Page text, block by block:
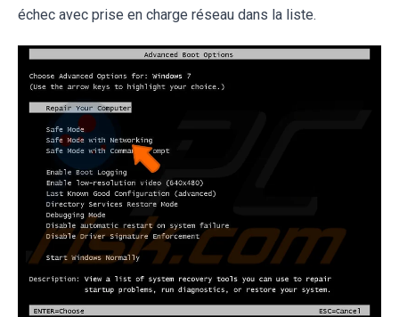
échec avec prise en charge réseau dans la liste.